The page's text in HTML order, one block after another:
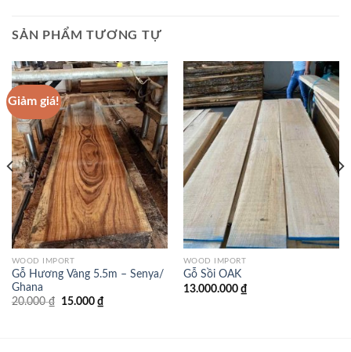
SẢN PHẨM TƯƠNG TỰ
Giảm giá!
WOOD IMPORT
Gỗ Hương Vàng 5.5m – Senya/
Ghana
20.000₫
Giá
15.000 ₫Giá
WOOD IMPORT
Gỗ Sồi OAK
13.000.000 ₫